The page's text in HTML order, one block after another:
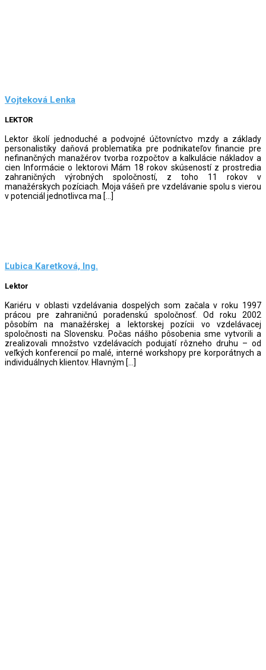
Vojteková Lenka
LEKTOR
Lektor školí jednoduché a podvojné účtovníctvo mzdy a základy
personalistiky daňová problematika pre podnikateľov financie pre
nefinančných manažérov tvorba rozpočtov a kalkulácie nákladov a
cien Informácie o lektorovi Mám 18 rokov skúseností z prostredia
zahraničných výrobných spoločností, z toho 11 rokov v
manažérskych pozíciach. Moja vášeň pre vzdelávanie spolu s vierou
v potenciál jednotlivca ma […]
Ľubica Karetková, Ing.
Lektor
Kariéru v oblasti vzdelávania dospelých som začala v roku 1997
prácou pre zahraničnú poradenskú spoločnosť. Od roku 2002
pôsobím na manažérskej a lektorskej pozícii vo vzdelávacej
spoločnosti na Slovensku. Počas nášho pôsobenia sme vytvorili a
zrealizovali množstvo vzdelávacích podujatí rôzneho druhu – od
veľkých konferencií po malé, interné workshopy pre korporátnych a
individuálnych klientov. Hlavným […]